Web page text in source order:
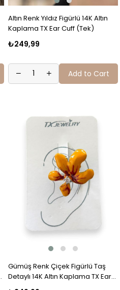
Altın Renk Yıldız Figürlü 14K Altın
Kaplama TX Ear Cuff (Tek)
₺249,99
Add to Cart
Gümüş Renk Çiçek Figürlü Taş
Detaylı 14K Altın Kaplama TX Ear
Cuff (Tek)